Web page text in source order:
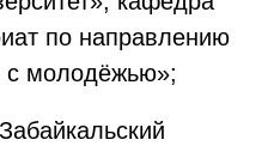
по направлению
с молодёжью»;